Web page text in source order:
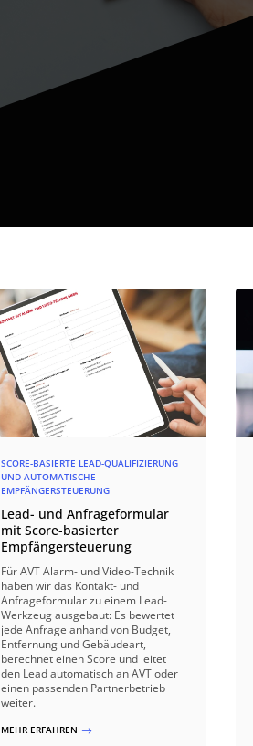
SCORE-BASIERTE LEAD-QUALIFIZIERUNG
UND AUTOMATISCHE
EMPFÄNGERSTEUERUNG
Lead- und Anfrageformular
mit Score-basierter
Empfängersteuerung
Für AVT Alarm- und Video-Technik
haben wir das Kontakt- und
Anfrageformular zu einem Lead-
Werkzeug ausgebaut: Es bewertet
jede Anfrage anhand von Budget,
Entfernung und Gebäudeart,
berechnet einen Score und leitet
den Lead automatisch an AVT oder
einen passenden Partnerbetrieb
weiter.
MEHR ERFAHREN $